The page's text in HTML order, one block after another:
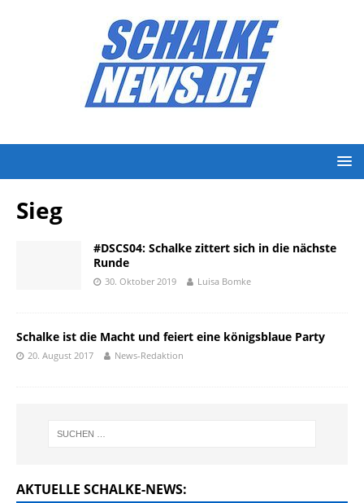
Sieg
#DSCS04: Schalke zittert sich in die nächste
Runde
30. Oktober 2019 Luisa Bomke
Schalke ist die Macht und feiert eine königsblaue Party
20. August 2017 News-Redaktion
AKTUELLE SCHALKE-NEWS: